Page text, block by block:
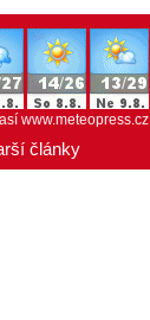
www.meteopress.cz
články